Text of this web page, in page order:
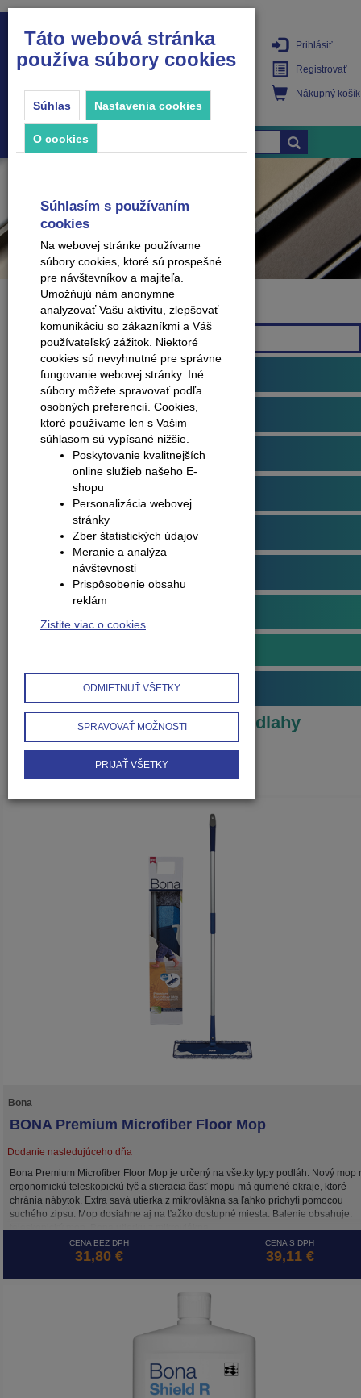
PRODUKTY
Prihlásiť
Registrovať
Nákupný košík
Značka
Všetky značky
Podlahové profily
Plávajúce podlahy
Dvere
Obklady na stenu
Obvodové lišty (soklové)
Príslušenstvo k podlahám
Interiérové doplnky
Produkty Starostlivosť o podlahy
Bona
BONA Premium Microfiber Floor Mop
Dodanie nasledujúceho dňa
Bona Premium Microfiber Floor Mop je určený na všetky typy podláh. Nový mop
ergonomickú teleskopickú tyč a stieracia časť mopu má gumené okraje, ktoré
chránia nábytok. Extra savá utierka z mikrovlákna sa ľahko prichytí pomocou
suchého zipsu. Mop dosiahne aj na ťažko dostupné miesta. Balenie obsahuje:
CENA BEZ DPH
31,80 €
CENA S DPH
39,11 €
Táto webová stránka
používa súbory cookies
Súhlas Nastavenia cookies
O cookies
Súhlasím s používaním
cookies
Na webovej stránke používame
súbory cookies, ktoré sú prospešné
pre návštevníkov a majiteľa.
Umožňujú nám anonymne
analyzovať Vašu aktivitu, zlepšovať
komunikáciu so zákazníkmi a Váš
používateľský zážitok. Niektoré
cookies sú nevyhnutné pre správne
fungovanie webovej stránky. Iné
súbory môžete spravovať podľa
osobných preferencií. Cookies,
ktoré používame len s Vašim
súhlasom sú vypísané nižšie.
Poskytovanie kvalitnejších
online služieb našeho E-
shopu
Personalizácia webovej
stránky
Zber štatistických údajov
Meranie a analýza
návštevnosti
Prispôsobenie obsahu
reklám
Zistite viac o cookies
ODMIETNUŤ VŠETKY
SPRAVOVAŤ MOŽNOSTI
PRIJAŤ VŠETKY